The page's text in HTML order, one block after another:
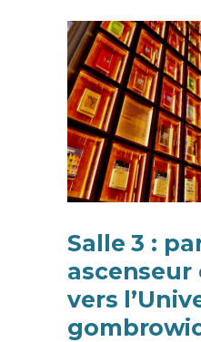
Salle 3 :
ascenseur
vers